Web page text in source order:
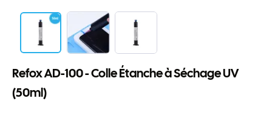
Refox AD-100 - Colle Étanche à Séchage UV
(50ml)